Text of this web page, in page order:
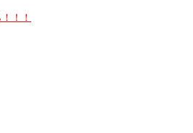
！！